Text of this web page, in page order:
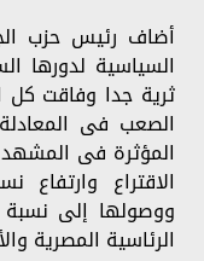
أضاف رئيس حزب
السياسية لدورها
ثرية جدا وفاقت كل
الصعب فى
المؤثرة فى
الاقتراع
ووصولها إلى نسبة
الرئاسية المصرية